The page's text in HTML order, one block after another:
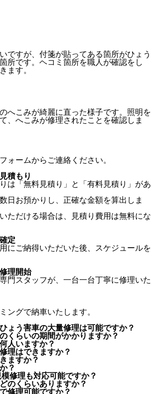
ですが、付箋が貼ってある箇所がひょう
所です。ヘコミ箇所を職人が確認をし
ます。
へこみが綺麗に直った様子です。照明を
、へこみが修理されたことを確認しま
ォームからご連絡ください。
積もり
は「無料見積り」と「有料見積り」があ
日お預かりし、正確な金額を算出しま
ただける場合は、見積り費用は無料にな
定
にご納得いただいた後、スケジュールを
理開始
門スタッフが、一台一台丁寧に修理いた
ングで納車いたします。
ょう害車の大量修理は可能ですか？
くらいの期間がかかりますか？
人いますか？
理はできますか？
ますか？
？
修理も対応可能ですか？
のくらいありますか？
修理可能ですか？